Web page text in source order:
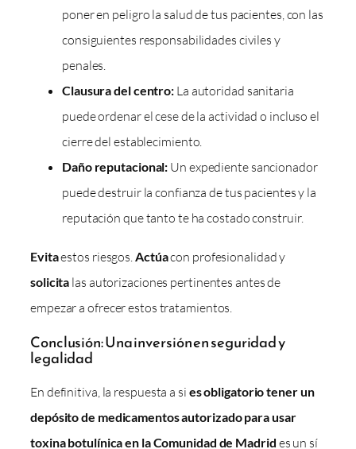
poner en peligro la salud de tus pacientes, con las
consiguientes responsabilidades civiles y
penales.
Clausura del centro: La autoridad sanitaria
puede ordenar el cese de la actividad o incluso el
cierre del establecimiento.
Daño reputacional: Un expediente sancionador
puede destruir la confianza de tus pacientes y la
reputación que tanto te ha costado construir.
Evitaestos riesgos. Actúacon profesionalidad y
solicita las autorizaciones pertinentes antes de
empezar a ofrecer estos tratamientos.
Conclusión: Una inversión en seguridad y
legalidad
En definitiva, la respuesta a si es obligatorio tener un
depósito de medicamentos autorizado para usar
toxina botulínica en la Comunidad de Madrid es un sí